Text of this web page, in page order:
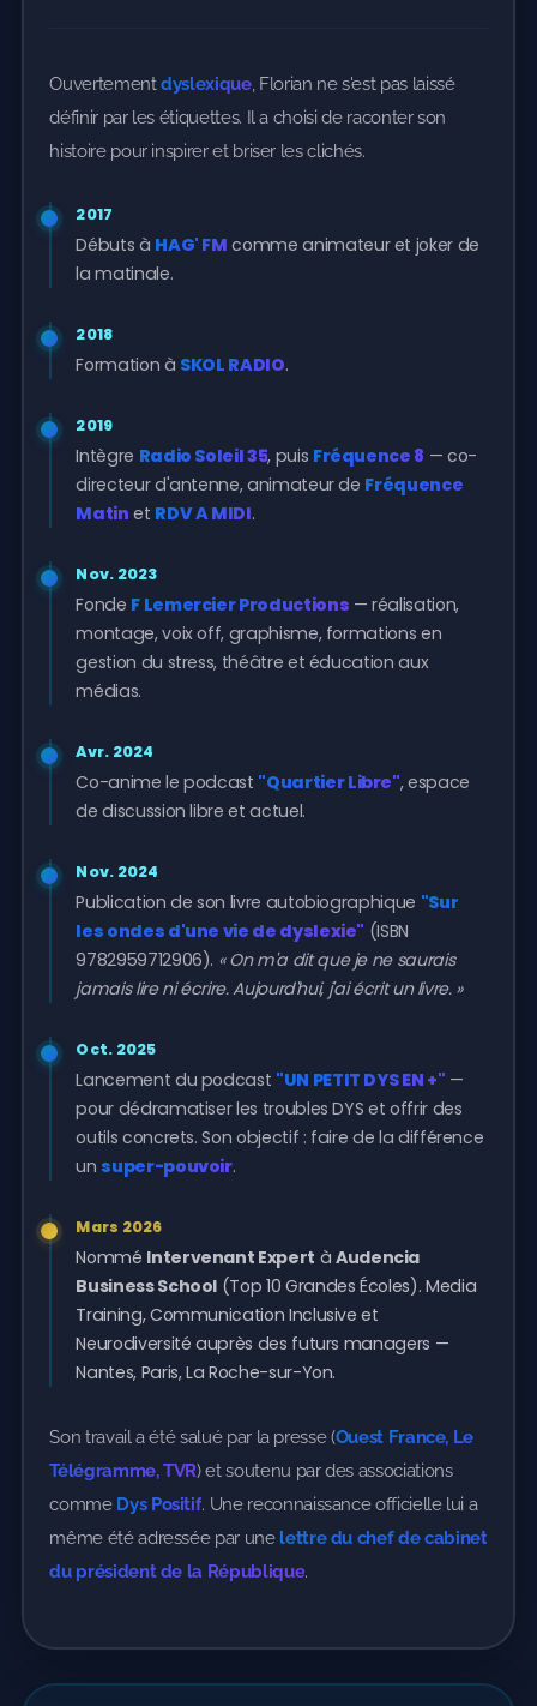
Ouvertementdyslexique, Florian ne s'est pas laissé
définir par les étiquettes. Il a choisi de raconter son
histoire pour inspirer et briser les clichés.
2017
Débuts à HAG' FM comme animateur et joker de
la matinale.
2018
Formation à SKOL RADIO.
2019
Intègre Radio Soleil 35, puis Fréquence 8 — co-
directeur d'antenne, animateur de Fréquence
Matin et RDV A MIDI.
Nov. 2023
Fonde F Lemercier Productions — réalisation,
montage, voix off, graphisme, formations en
gestion du stress, théâtre et éducation aux
médias.
Avr. 2024
Co-anime le podcast "Quartier Libre", espace
de discussion libre et actuel.
Nov. 2024
Publication de son livre autobiographique "Sur
les ondes d'une vie de dyslexie" (ISBN
9782959712906). « On m'a dit que je ne saurais
jamais lire ni écrire. Aujourd'hui, j'ai écrit un livre. »
Oct. 2025
Lancement du podcast "UN PETIT DYS EN +" —
pour dédramatiser les troubles DYS et offrir des
outils concrets. Son objectif : faire de la différence
unsuper-pouvoir.
Mars 2026
Nommé Intervenant Expert à Audencia
Business School (Top 10 Grandes Écoles). Media
Training, Communication Inclusive et
Neurodiversité auprès des futurs managers —
Nantes, Paris, La Roche-sur-Yon.
Son travail a été salué par la presse (Ouest France, Le
Télégramme, TVR) et soutenu par des associations
comme Dys Positif. Une reconnaissance officielle lui a
même été adressée par une lettre du chef de cabinet
du président de la République.